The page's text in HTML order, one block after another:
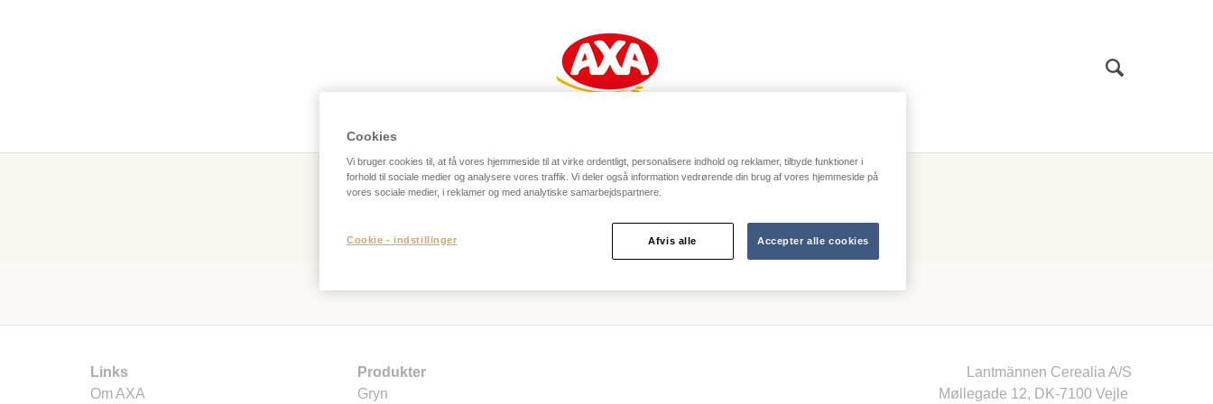
Sök
Links
Om AXA
Produkter
Gryn
Lantmännen Cerealia A/S
Møllegade 12, DK-7100 Vejle
Cookies
Vi bruger cookies til, at få vores hjemmeside til at virke ordentligt, personalisere indhold og reklamer, tilbyde funktioner i
forhold til sociale medier og analysere vores traffik. Vi deler også information vedrørende din brug af vores hjemmeside på
vores sociale medier, i reklamer og med analytiske samarbejdspartnere.
Cookie - indstillinger Afvis alle Accepter alle cookies